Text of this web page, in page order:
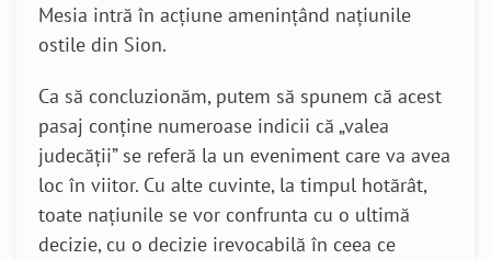
Mesia intră în acțiune amenințând națiunile
ostile din Sion.
Ca să concluzionăm, putem să spunem că acest
pasaj conține numeroase indicii că „valea
judecății” se referă la un eveniment care va avea
loc în viitor. Cu alte cuvinte, la timpul hotărât,
toate națiunile se vor confrunta cu o ultimă
decizie, cu o decizie irevocabilă în ceea ce